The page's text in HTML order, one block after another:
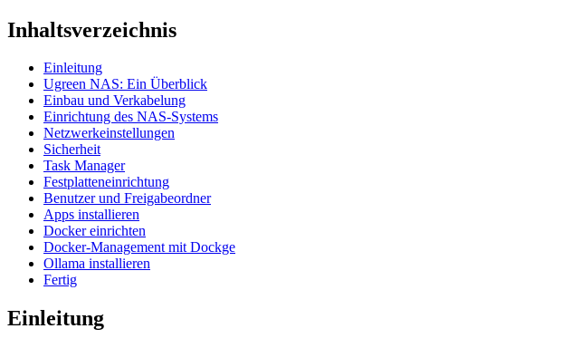
Inhaltsverzeichnis
Einleitung
Ugreen NAS: Ein Überblick
Einbau und Verkabelung
Einrichtung des NAS-Systems
Netzwerkeinstellungen
Sicherheit
Task Manager
Festplatteneinrichtung
Benutzer und Freigabeordner
Apps installieren
Docker einrichten
Docker-Management mit Dockge
Ollama installieren
Fertig
Einleitung